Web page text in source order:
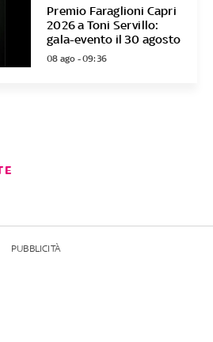
Premio Faraglioni Capri
2026 a Toni Servillo:
gala-evento il 30 agosto
08 ago - 09:36
PUBBLICITÀ